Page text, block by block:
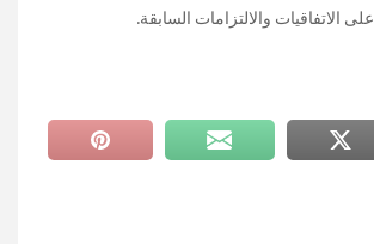
الاتفاقيات والالتزامات السابقة.